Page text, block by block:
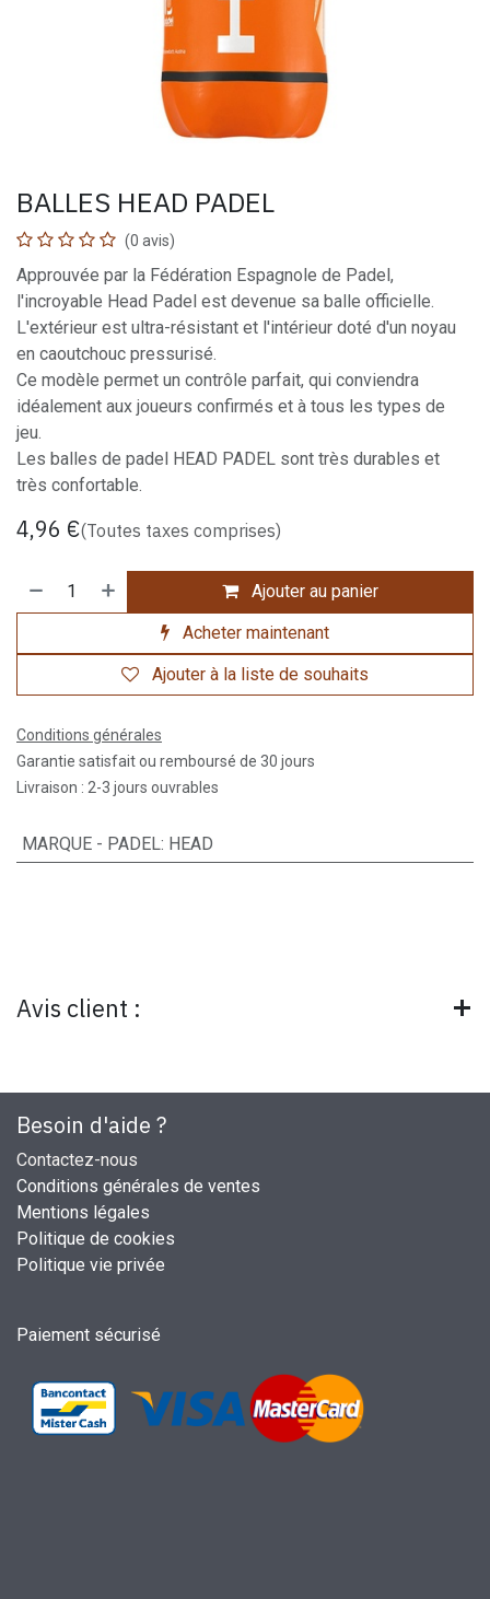
BALLES HEAD PADEL
(0 avis)
Approuvée par la Fédération Espagnole de Padel,
l'incroyable Head Padel est devenue sa balle officielle.
L'extérieur est ultra-résistant et l'intérieur doté d'un noyau
en caoutchouc pressurisé.
Ce modèle permet un contrôle parfait, qui conviendra
idéalement aux joueurs confirmés et à tous les types de
jeu.
Les balles de padel HEAD PADEL sont très durables et
très confortable.
4,96 €(Toutes taxes comprises)
Ajouter au panier
Acheter maintenant
Ajouter à la liste de souhaits
Conditions générales
Garantie satisfait ou remboursé de 30 jours
Livraison : 2-3 jours ouvrables
MARQUE - PADEL: HEAD
Avis client :
Besoin d'aide ?
Contactez-nous
Conditions générales de ventes
Mentions légales
Politique de cookies
Politique vie privée
Paiement sécurisé